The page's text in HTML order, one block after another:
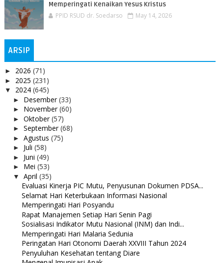
Memperingati Kenaikan Yesus Kristus
PPID RSUD dr. Soedarso May 14, 2026
ARSIP
► 2026 (71)
► 2025 (231)
▼ 2024 (645)
► Desember(33)
► November(60)
► Oktober(57)
► September(68)
► Agustus (75)
► Juli (58)
► Juni (49)
► Mei (53)
▼ April (35)
Evaluasi Kinerja PIC Mutu, Penyusunan Dokumen PDSA...
Selamat Hari Keterbukaan Informasi Nasional
Memperingati Hari Posyandu
Rapat Manajemen Setiap Hari Senin Pagi
Sosialisasi Indikator Mutu Nasional (INM) dan Indi...
Memperingati Hari Malaria Sedunia
Peringatan Hari Otonomi Daerah XXVIII Tahun 2024
Penyuluhan Kesehatan tentang Diare